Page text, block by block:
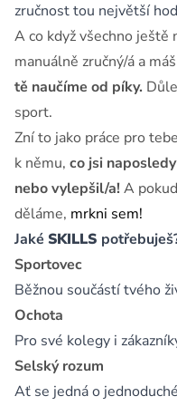
zručnost tou největší
A co když všechno ještě
manuálně zručný/á a
tě naučíme od píky.
sport.
Zní to jako práce pro
k němu, co jsi
nebo vylepšil/a!A
děláme, mrkni sem!
Jaké SKILLS
Sportovec
Běžnou součástí tvého
Ochota
Pro své kolegy i
Selský rozum
Ať se jedná o